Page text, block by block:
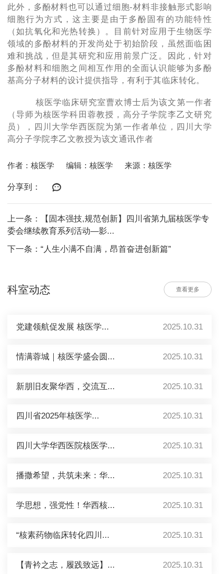
此外，多酚材料也可以通过细胞-材料非接触形式影响
细胞行为方式，这主要是由于多酚固有的功能特性
（如抗氧化和光热转换）。目前针对应用于生物医学
领域的多酚材料的开发尚处于初始阶段，虽然面临困
难和挑战，但是其研究和应用前景广泛。因此，针对
多酚材料和细胞之间相互作用的全面认识能够为多酚
基高分子材料的设计提供指导，有利于其临床转化。
核医学临床研究室曹欢博士后为该文第一作者
（导师为核医学科田蓉教授，高分子学院李乙文研究
员），四川大学华西医院为第一作者单位，四川大学
高分子学院李乙文教授为该文通讯作者
作者：核医学 编辑：核医学 来源：核医学
分享到：
上一条：【固本强技,规范创新】四川省第九届核医学专
委会继续教育系列活动—影...
下一条：“人生小满不自满，昂首奋进创新篇”
科室动态 查看更多
党建领航促发展 核医学... 2025.10.31
情满蓉城｜核医学盛会圆... 2025.10.31
新朋旧友聚华西，交流互... 2025.10.31
四川省2025年核医学... 2025.10.31
四川大学华西医院核医学... 2025.10.31
播撒希望，共筑未来：华... 2025.10.31
学思想，强党性！华西核... 2025.10.31
“核素药物临床转化四川... 2025.10.31
【青衿之志，履践致远】... 2025.10.31